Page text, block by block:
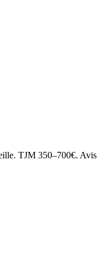
TJM 350–700€.